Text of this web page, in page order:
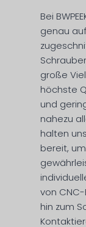
Bei
genau
große
höchste
und
nahezu
halten
bereit,
von
hin zum